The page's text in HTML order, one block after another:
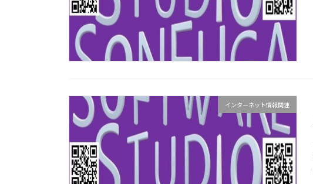
インターネット情報関連